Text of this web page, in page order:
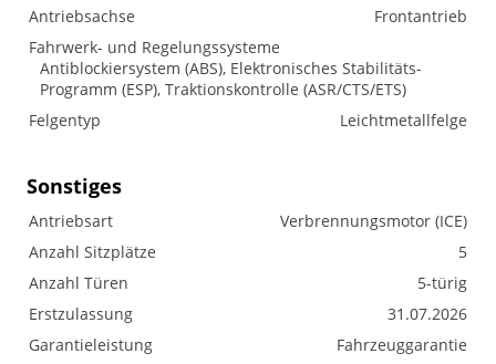
Antriebsachse
Frontantrieb
Fahrwerk- und Regelungssysteme
Antiblockiersystem (ABS), Elektronisches Stabilitäts-
Programm (ESP), Traktionskontrolle (ASR/CTS/ETS)
Felgentyp
Leichtmetallfelge
Sonstiges
Antriebsart
Verbrennungsmotor (ICE)
Anzahl Sitzplätze
5
Anzahl Türen
5-türig
Erstzulassung
31.07.2026
Garantieleistung
Fahrzeuggarantie